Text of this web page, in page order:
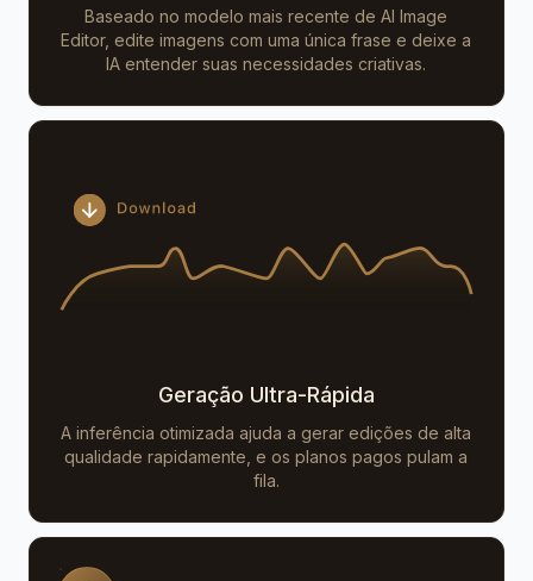
Baseado no modelo mais recente de AI Image
Editor, edite imagens com uma única frase e deixe a
IA entender suas necessidades criativas.
Geração Ultra-Rápida
A inferência otimizada ajuda a gerar edições de alta
qualidade rapidamente, e os planos pagos pulam a
fila.